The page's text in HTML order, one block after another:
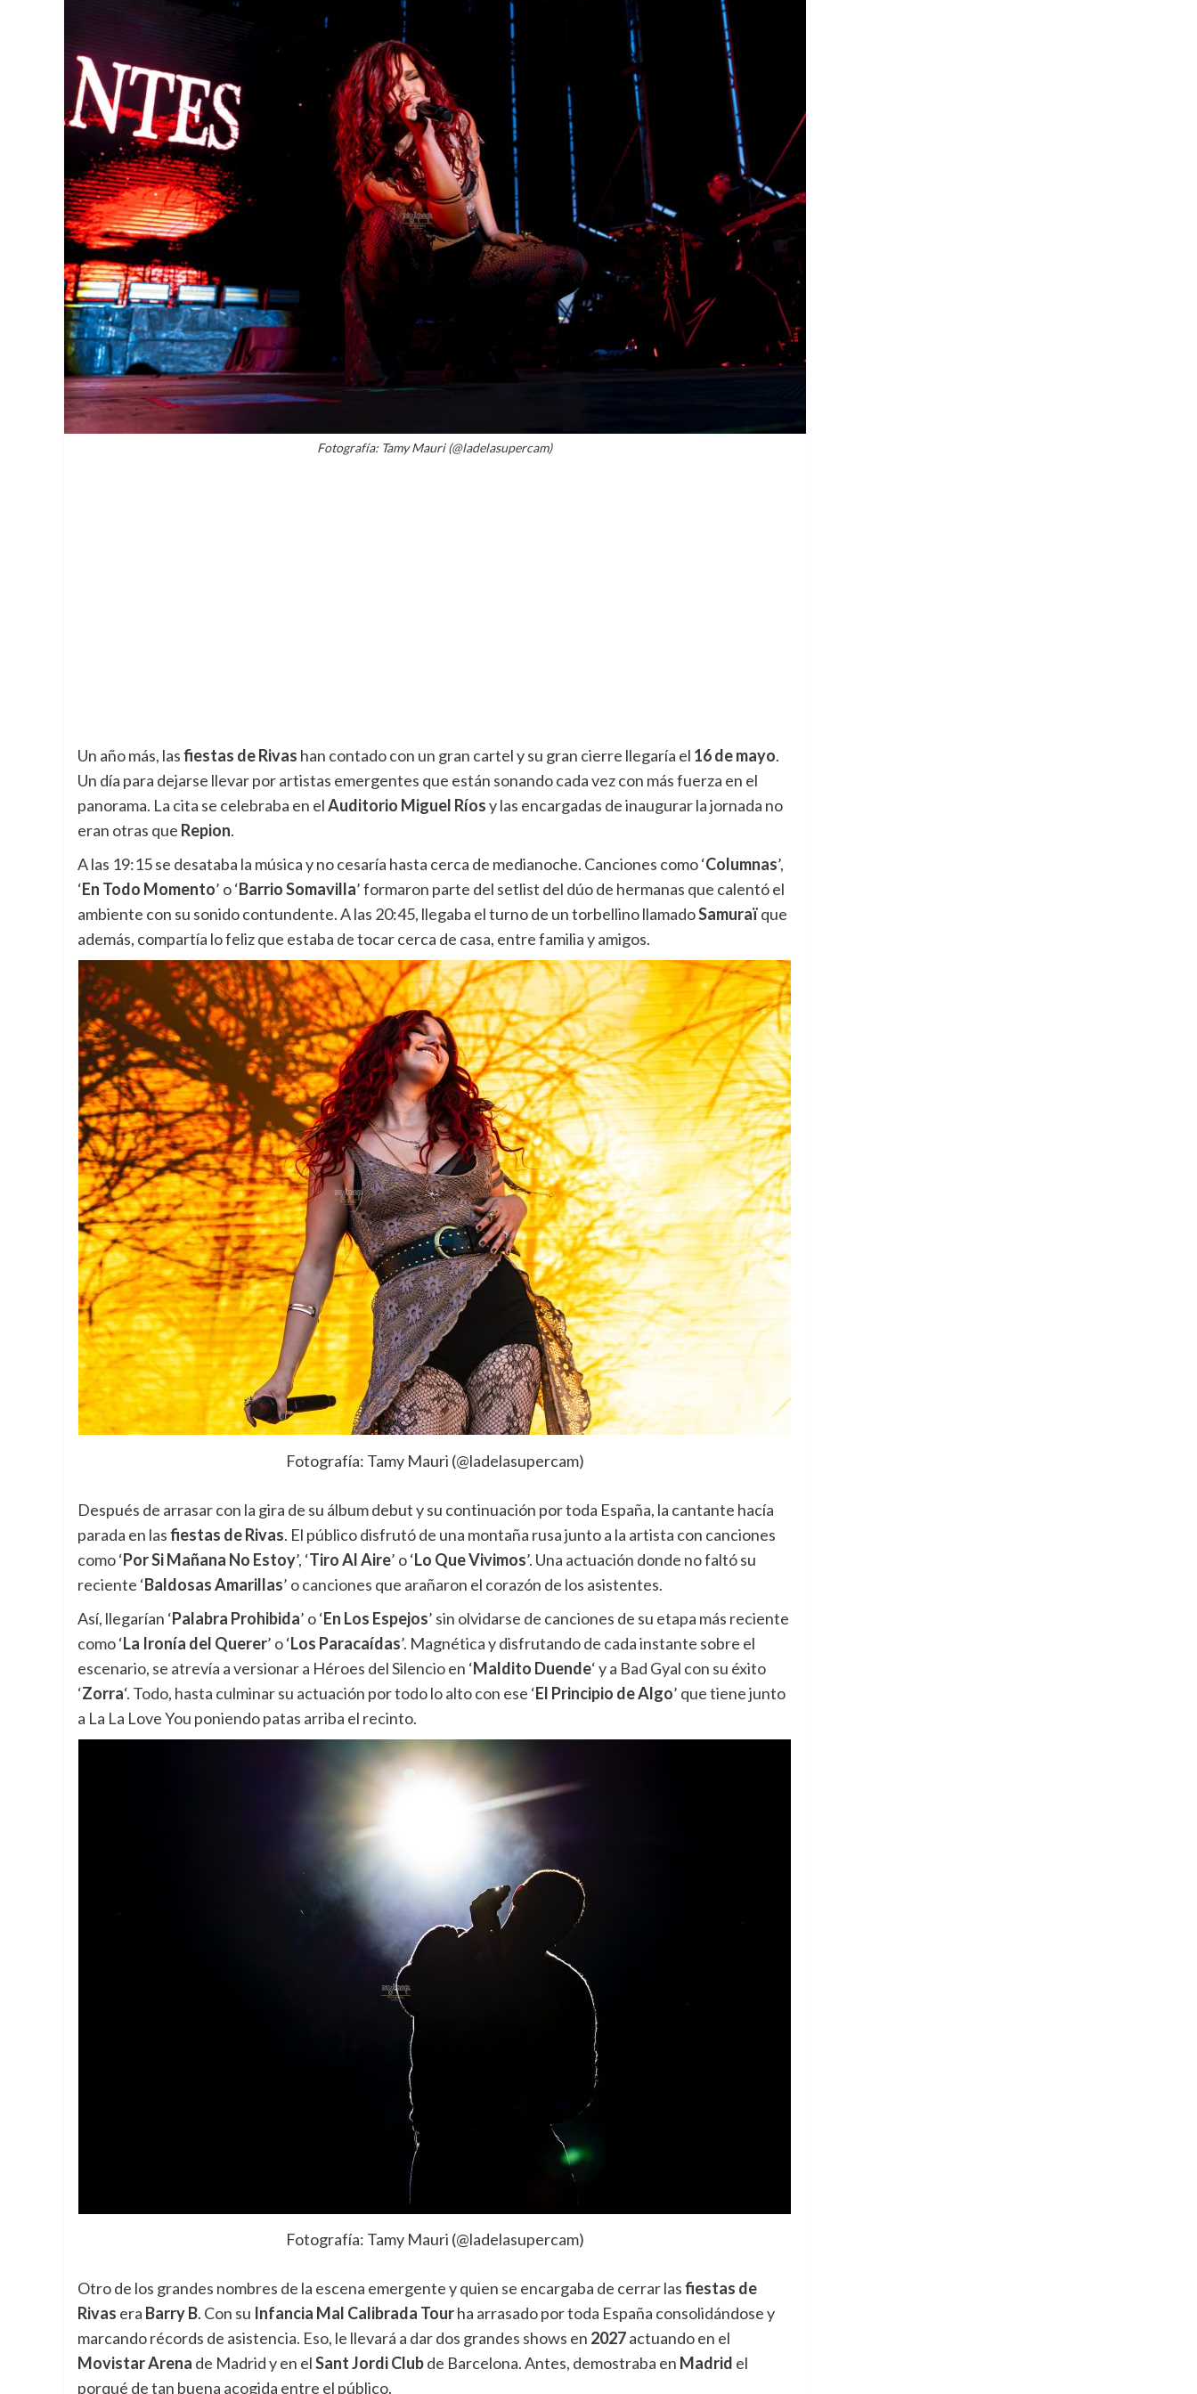
Fotografía: Tamy Mauri (@ladelasupercam)
Un año más, lasfiestas de Rivas han contado con un gran cartel y su gran cierre llegaría el 16 de mayo.
Un día para dejarse llevar por artistas emergentes que están sonando cada vez con más fuerza en el
panorama. La cita se celebraba en elAuditorio Miguel Ríosy las encargadas de inaugurar la jornada no
eran otras que Repion.
A las 19:15 se desataba la música y no cesaría hasta cerca de medianoche. Canciones como ‘Columnas’,
‘En Todo Momento’ o ‘Barrio Somavilla’ formaron parte del setlist del dúo de hermanas que calentó el
ambiente con su sonido contundente. A las 20:45, llegaba el turno de un torbellino llamadoSamuraïque
además, compartía lo feliz que estaba de tocar cerca de casa, entre familia y amigos.
Fotografía: Tamy Mauri (@ladelasupercam)
Después de arrasar con la gira de su álbum debut y su continuación por toda España, la cantante hacía
parada en lasfiestas de Rivas. El público disfrutó de una montaña rusa junto a la artista con canciones
como ‘Por Si Mañana No Estoy’, ‘Tiro Al Aire’ o ‘Lo Que Vivimos’. Una actuación donde no faltó su
reciente ‘Baldosas Amarillas’ o canciones que arañaron el corazón de los asistentes.
Así, llegarían ‘Palabra Prohibida’ o ‘En Los Espejos’ sin olvidarse de canciones de su etapa más reciente
como ‘La Ironía del Querer’ o ‘Los Paracaídas’. Magnética y disfrutando de cada instante sobre el
escenario, se atrevía a versionar a Héroes del Silencio en ‘Maldito Duende‘ y a Bad Gyal con su éxito
‘Zorra‘. Todo, hasta culminar su actuación por todo lo alto con ese ‘El Principio de Algo’ que tiene junto
a La La Love You poniendo patas arriba el recinto.
Fotografía: Tamy Mauri (@ladelasupercam)
Otro de los grandes nombres de la escena emergente y quien se encargaba de cerrar lasfiestas de
Rivas era Barry B. Con su Infancia Mal Calibrada Tourha arrasado por toda España consolidándose y
marcando récords de asistencia. Eso, le llevará a dar dos grandes shows en 2027actuando en el
Movistar Arena de Madrid y en elSant Jordi Clubde Barcelona. Antes, demostraba en Madrid el
porqué de tan buena acogida entre el público.